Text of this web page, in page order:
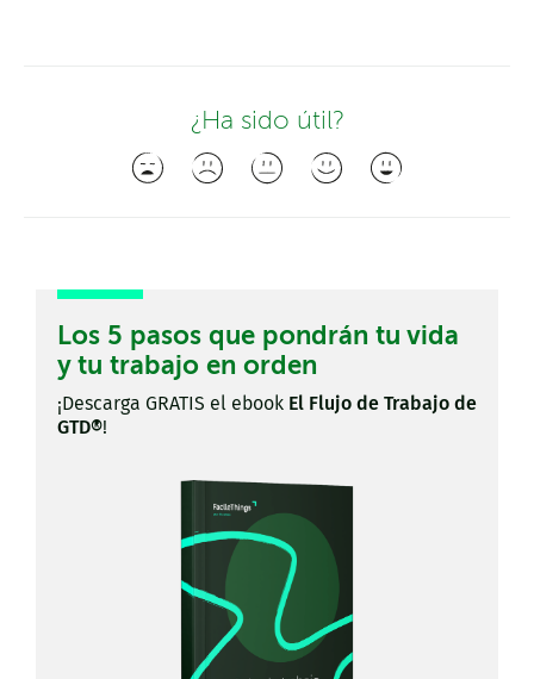
¿Ha sido útil?
Los 5 pasos que pondrán tu vida
y tu trabajo en orden
¡Descarga GRATIS el ebook El Flujo de Trabajo de
GTD®!